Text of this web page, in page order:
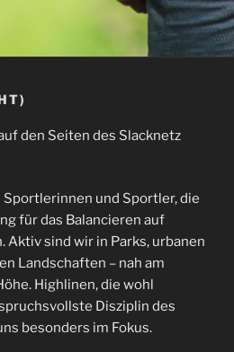
den Seiten des Slacknetz
und Sportler, die
für das Balancieren auf
Aktiv sind wir in Parks, urbanen
Landschaften – nah am
Highlinen, die wohl
Disziplin des
besonders im Fokus.